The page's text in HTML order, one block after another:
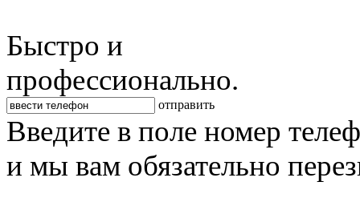
Быстро и
профессионально.
отправить
Введите в поле номер
и мы вам обязательно